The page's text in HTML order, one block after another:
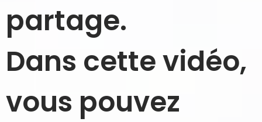
partage.
Dans cette vidéo,
vous pouvez